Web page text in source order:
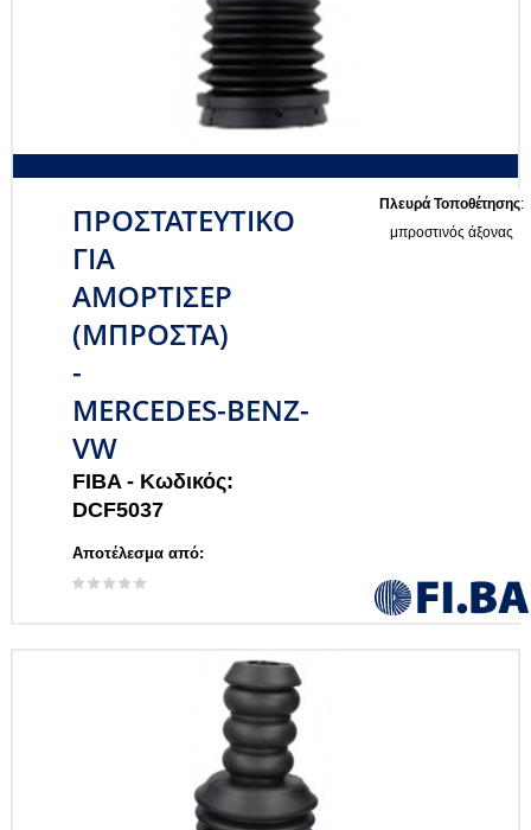
ΠΡΟΣΤΑΤΕΥΤΙΚΟ
ΓΙΑ
ΑΜΟΡΤΙΣΕΡ
(ΜΠΡΟΣΤΑ)
-
MERCEDES-BENZ-
VW
FIBA - Κωδικός:
DCF5037
Αποτέλεσμα από:
Πλευρά Τοποθέτησης:
μπροστινός άξονας